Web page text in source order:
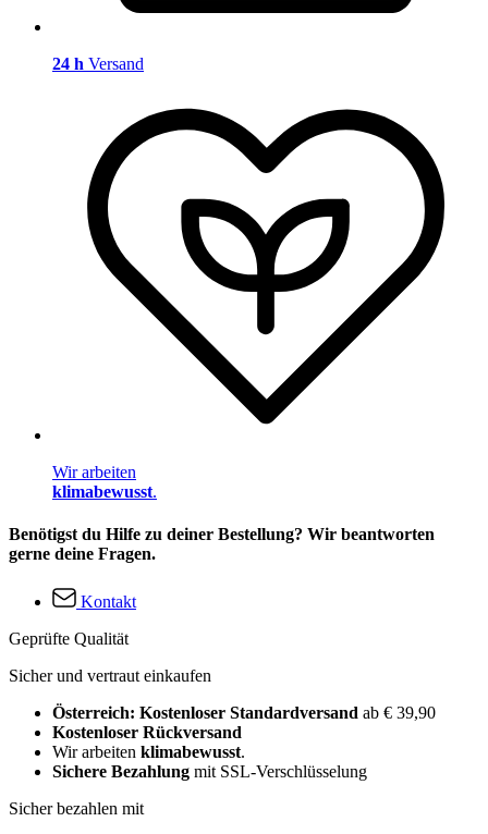
24 h Versand
Wir arbeiten
klimabewusst.
Benötigst du Hilfe zu deiner Bestellung? Wir beantworten
gerne deine Fragen.
Kontakt
Geprüfte Qualität
Sicher und vertraut einkaufen
Österreich: Kostenloser Standardversand ab € 39,90
Kostenloser Rückversand
Wir arbeiten klimabewusst.
Sichere Bezahlung mit SSL-Verschlüsselung
Sicher bezahlen mit